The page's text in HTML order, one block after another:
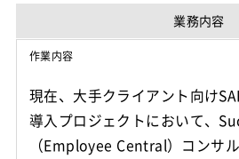
業務内容
作業内容
現在、大手クライアント向け
導入プロジェクトにおいて、
（Employee Central）コンサ